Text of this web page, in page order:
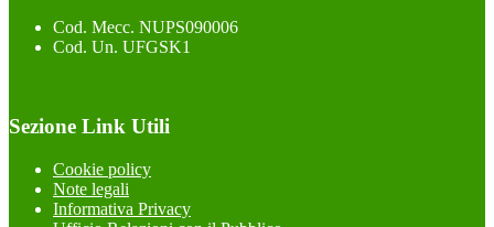
Cod. Mecc. NUPS090006
Cod. Un. UFGSK1
Sezione Link Utili
Cookie policy
Note legali
Informativa Privacy